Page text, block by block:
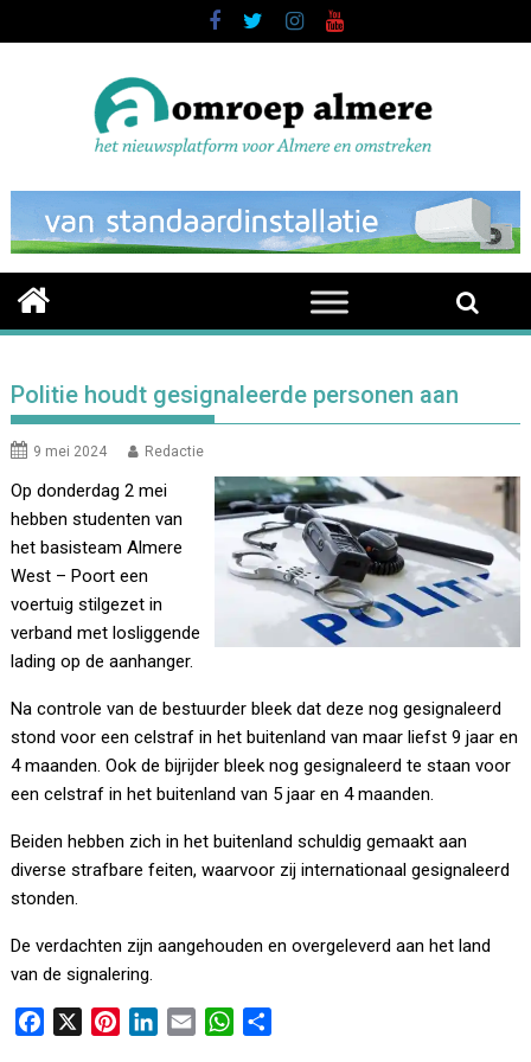
to
Politie houdt gesignaleerde personen aan
9 mei 2024 Redactie
Op donderdag 2 mei
hebben studenten van
het basisteam Almere
West – Poort een
voertuig stilgezet in
verband met losliggende
lading op de aanhanger.
Na controle van de bestuurder bleek dat deze nog gesignaleerd
stond voor een celstraf in het buitenland van maar liefst 9 jaar en
4 maanden. Ook de bijrijder bleek nog gesignaleerd te staan voor
een celstraf in het buitenland van 5 jaar en 4 maanden.
Beiden hebben zich in het buitenland schuldig gemaakt aan
diverse strafbare feiten, waarvoor zij internationaal gesignaleerd
stonden.
De verdachten zijn aangehouden en overgeleverd aan het land
van de signalering.
W